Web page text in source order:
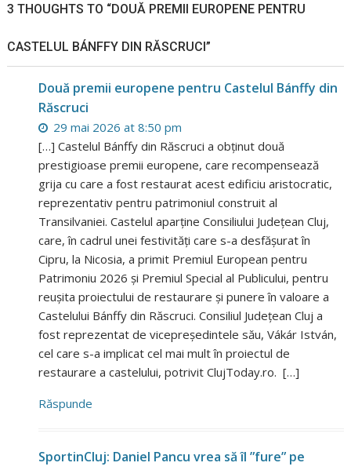
3 THOUGHTS TO “DOUĂ PREMII EUROPENE PENTRU
CASTELUL BÁNFFY DIN RĂSCRUCI”
Două premii europene pentru Castelul Bánffy din
Răscruci
29 mai 2026 at 8:50 pm
[…] Castelul Bánffy din Răscruci a obținut două
prestigioase premii europene, care recompensează
grija cu care a fost restaurat acest edificiu aristocratic,
reprezentativ pentru patrimoniul construit al
Transilvaniei. Castelul aparține Consiliului Județean Cluj,
care, în cadrul unei festivități care s-a desfășurat în
Cipru, la Nicosia, a primit Premiul European pentru
Patrimoniu 2026 și Premiul Special al Publicului, pentru
reușita proiectului de restaurare și punere în valoare a
Castelului Bánffy din Răscruci. Consiliul Județean Cluj a
fost reprezentat de vicepreședintele său, Vákár István,
cel care s-a implicat cel mai mult în proiectul de
restaurare a castelului, potrivit ClujToday.ro. […]
Răspunde
SportinCluj: Daniel Pancu vrea să îl ”fure” pe